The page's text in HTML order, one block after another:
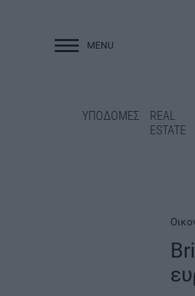
MENU
ΥΠΟΔΟΜΕΣ
REAL
ESTATE
ΥΠΟΔΟΜΕΣ
Άγραφα: Νέα έργα στο οδικό